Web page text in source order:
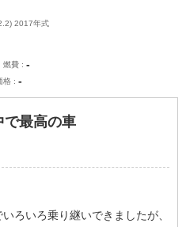
2017年式
燃費 -
格 -
で最高の車
ろいろ乗り継いできましたが、